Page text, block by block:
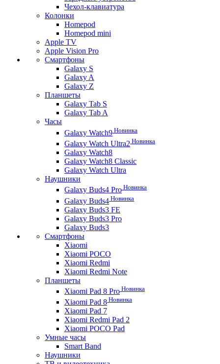
Чехол-клавиатура
Колонки
Homepod
Homepod mini
Apple TV
Apple Vision Pro
Смартфоны
Galaxy S
Galaxy A
Galaxy Z
Планшеты
Galaxy Tab S
Galaxy Tab A
Часы
Galaxy Watch9 Новинка
Galaxy Watch Ultra2 Новинка
Galaxy Watch8
Galaxy Watch8 Classic
Galaxy Watch Ultra
Наушники
Galaxy Buds4 Pro Новинка
Galaxy Buds4 Новинка
Galaxy Buds3 FE
Galaxy Buds3 Pro
Galaxy Buds3
Смартфоны
Xiaomi
Xiaomi POCO
Xiaomi Redmi
Xiaomi Redmi Note
Планшеты
Xiaomi Pad 8 Pro Новинка
Xiaomi Pad 8 Новинка
Xiaomi Pad 7
Xiaomi Redmi Pad 2
Xiaomi POCO Pad
Умные часы
Smart Band
Наушники